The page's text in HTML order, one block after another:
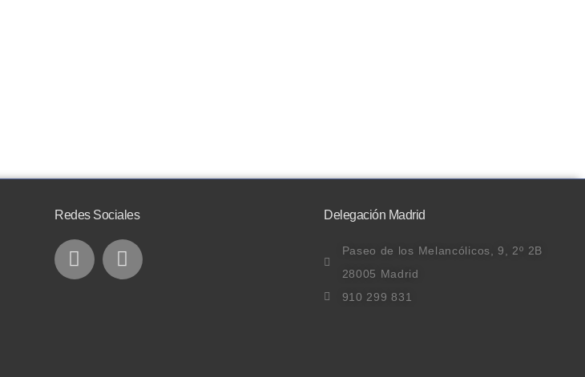
Redes Sociales Delegación Madrid
Paseo de los Melancólicos, 9, 2º 2B
28005 Madrid
910 299 831